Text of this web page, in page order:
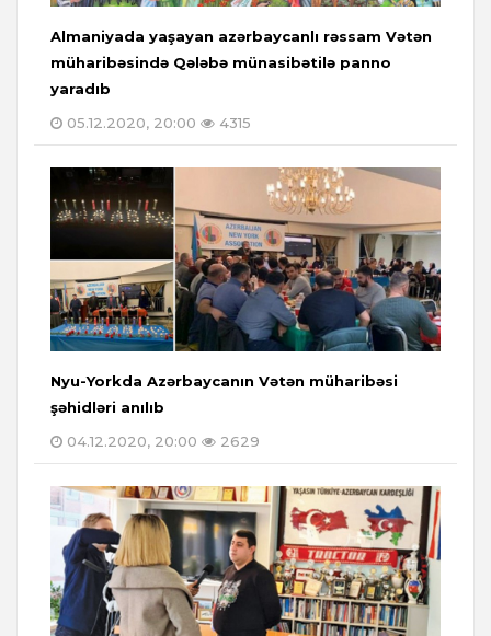
Almaniyada yaşayan azərbaycanlı rəssam Vətən
müharibəsində Qələbə münasibətilə panno
yaradıb
05.12.2020, 20:00
4315
Nyu-Yorkda Azərbaycanın Vətən müharibəsi
şəhidləri anılıb
04.12.2020, 20:00
2629